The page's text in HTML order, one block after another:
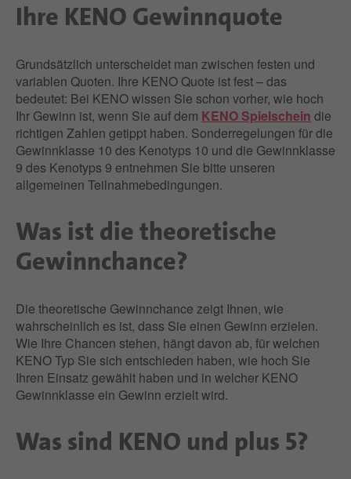
Ihre KENO Gewinnquote
Grundsätzlich unterscheidet man zwischen festen und
variablen Quoten. Ihre KENO Quote ist fest – das
bedeutet: Bei KENO wissen Sie schon vorher, wie hoch
Ihr Gewinn ist, wenn Sie auf dem KENO Spielschein die
richtigen Zahlen getippt haben. Sonderregelungen für die
Gewinnklasse 10 des Kenotyps 10 und die Gewinnklasse
9 des Kenotyps 9 entnehmen Sie bitte unseren
allgemeinen Teilnahmebedingungen.
Was ist die theoretische
Gewinnchance?
Die theoretische Gewinnchance zeigt Ihnen, wie
wahrscheinlich es ist, dass Sie einen Gewinn erzielen.
Wie Ihre Chancen stehen, hängt davon ab, für welchen
KENO Typ Sie sich entschieden haben, wie hoch Sie
Ihren Einsatz gewählt haben und in welcher KENO
Gewinnklasse ein Gewinn erzielt wird.
Was sind KENO und plus 5?